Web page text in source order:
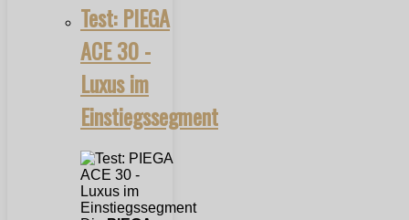
Test: PIEGA
ACE 30 -
Luxus im
Einstiegssegment